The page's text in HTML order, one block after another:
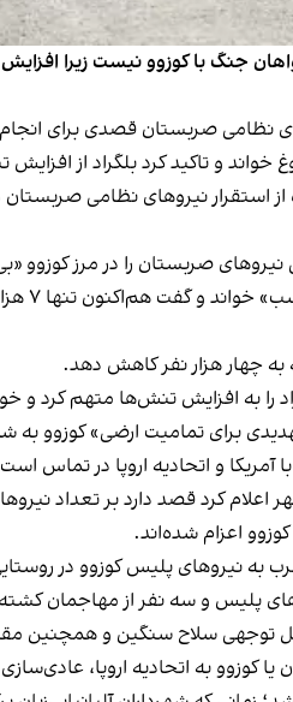
با کوزوو نیست زیرا افزایش
صربستان قصدی برای انجام
و تاکید کرد بلگراد از
استقرار نیروهای نظامی صربستان
صربستان را در مرز کوزوو
به چهار هزار نفر کاهش دهد.
را به افزایش‌ تنش‌ها متهم کرد
برای تمامیت ارضی» کوزوو به
آمریکا و اتحادیه اروپا در تماس
کرد قصد دارد بر تعداد
اعزام شده‌اند.
پلیس و سه نفر از مهاجمان
توجهی سلاح سنگین و همچنین
کوزوو به اتحادیه اروپا،